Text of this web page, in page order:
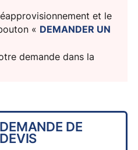
et le
« DEMANDER UN
demande dans la
DEMANDE DE